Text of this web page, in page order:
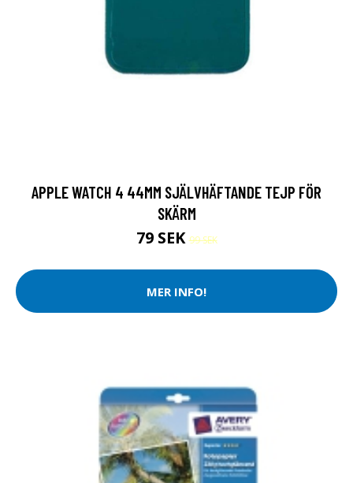
APPLE WATCH 4 44MM SJÄLVHÄFTANDE TEJP FÖR
SKÄRM
79 SEK99 SEK
MER INFO!